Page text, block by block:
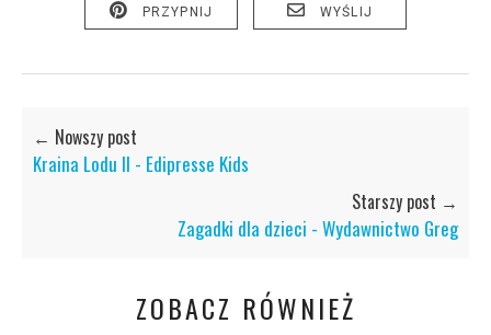
PRZYPNIJ WYŚLIJ
← Nowszy post
Kraina Lodu II - Edipresse Kids
Starszy post →
Zagadki dla dzieci - Wydawnictwo Greg
ZOBACZ RÓWNIEŻ